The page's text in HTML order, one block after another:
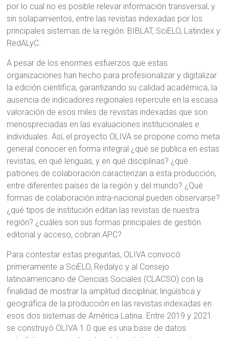
por lo cual no es posible relevar información transversal, y
sin solapamientos, entre las revistas indexadas por los
principales sistemas de la región: BIBLAT, SciELO, Latindex y
RedALyC.
A pesar de los enormes esfuerzos que estas
organizaciones han hecho para profesionalizar y digitalizar
la edición científica, garantizando su calidad académica, la
ausencia de indicadores regionales repercute en la escasa
valoración de esos miles de revistas indexadas que son
menospreciadas en las evaluaciones institucionales e
individuales. Así, el proyecto OLIVA se propone como meta
general conocer en forma integral ¿qué se publica en estas
revistas, en qué lenguas, y en qué disciplinas? ¿qué
patrones de colaboración caracterizan a esta producción,
entre diferentes países de la región y del mundo? ¿Qué
formas de colaboración intra-nacional pueden observarse?
¿qué tipos de institución editan las revistas de nuestra
región? ¿cuáles son sus formas principales de gestión
editorial y acceso, cobran APC?
Para contestar estas preguntas, OLIVA convocó
primeramente a SciELO, Redalyc y al Consejo
latinoamericano de Ciencias Sociales (CLACSO) con la
finalidad de mostrar la amplitud disciplinar, lingüística y
geográfica de la producción en las revistas indexadas en
esos dos sistemas de América Latina. Entre 2019 y 2021
se construyó OLIVA 1.0 que es una base de datos